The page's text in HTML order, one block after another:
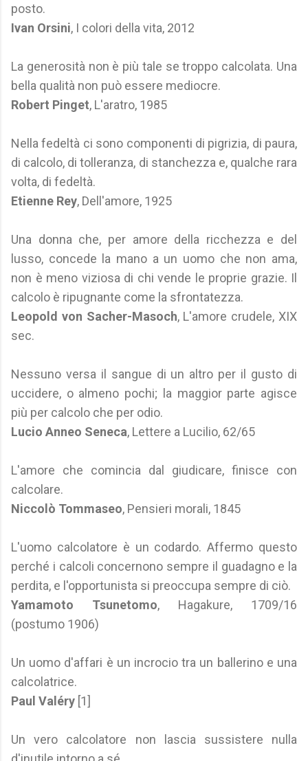
posto.
Ivan Orsini, I colori della vita, 2012
La generosità non è più tale se troppo calcolata. Una
bella qualità non può essere mediocre.
Robert Pinget, L'aratro, 1985
Nella fedeltà ci sono componenti di pigrizia, di paura,
di calcolo, di tolleranza, di stanchezza e, qualche rara
volta, di fedeltà.
Etienne Rey, Dell'amore, 1925
Una donna che, per amore della ricchezza e del
lusso, concede la mano a un uomo che non ama,
non è meno viziosa di chi vende le proprie grazie. Il
calcolo è ripugnante come la sfrontatezza.
Leopold von Sacher-Masoch, L'amore crudele, XIX
sec.
Nessuno versa il sangue di un altro per il gusto di
uccidere, o almeno pochi; la maggior parte agisce
più per calcolo che per odio.
Lucio Anneo Seneca, Lettere a Lucilio, 62/65
L'amore che comincia dal giudicare, finisce con
calcolare.
Niccolò Tommaseo, Pensieri morali, 1845
L'uomo calcolatore è un codardo. Affermo questo
perché i calcoli concernono sempre il guadagno e la
perdita, e l'opportunista si preoccupa sempre di ciò.
Yamamoto Tsunetomo, Hagakure, 1709/16
(postumo 1906)
Un uomo d'affari è un incrocio tra un ballerino e una
calcolatrice.
Paul Valéry [1]
Un vero calcolatore non lascia sussistere nulla